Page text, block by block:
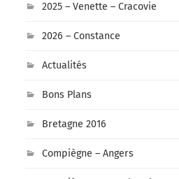
2025 – Venette – Cracovie
2026 – Constance
Actualités
Bons Plans
Bretagne 2016
Compiègne – Angers